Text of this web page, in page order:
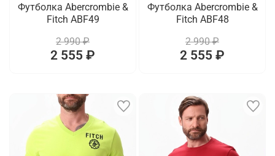
Футболка Abercrombie &
Fitch ABF49
2 990 ₽
2 555 ₽
Футболка Abercrombie &
Fitch ABF48
2 990 ₽
2 555 ₽